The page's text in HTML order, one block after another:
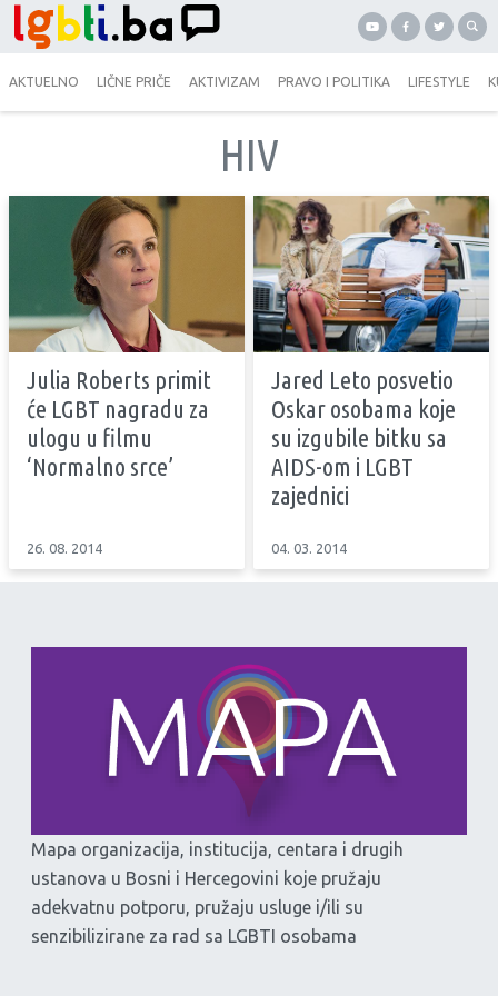
AKTUELNO LIČNE PRIČE AKTIVIZAM PRAVO I POLITIKA LIFESTYLE
HIV
Julia Roberts primit
će LGBT nagradu za
ulogu u filmu
‘Normalno srce’
26. 08. 2014
Jared Leto posvetio
Oskar osobama koje
su izgubile bitku sa
AIDS-om i LGBT
zajednici
04. 03. 2014
Mapa organizacija, institucija, centara i drugih
ustanova u Bosni i Hercegovini koje pružaju
adekvatnu potporu, pružaju usluge i/ili su
senzibilizirane za rad sa LGBTI osobama